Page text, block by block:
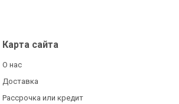
Карта сайта
О нас
Доставка
Рассрочка или кредит